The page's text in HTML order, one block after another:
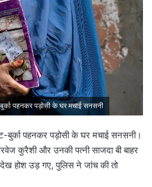
पहनकर पड़ोसी के घर मचाई सनसनी
बुर्का पहनकर पड़ोसी के घर मचाई सनसनी।
कुरैशी और उनकी पत्नी साजदा बी बाहर
होश उड़ गए, पुलिस ने जांच की तो